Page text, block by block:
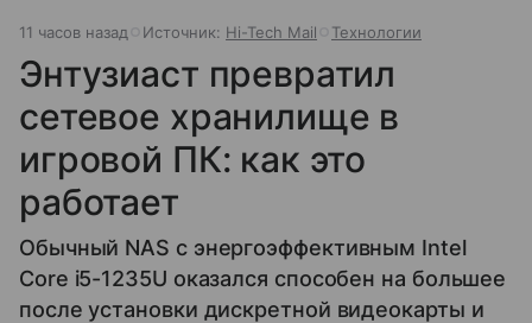
11 часов назад Источник: Hi-Tech Mail Технологии
Энтузиаст превратил
сетевое хранилище в
игровой ПК: как это
работает
Обычный NAS с энергоэффективным Intel
Core i5-1235U оказался способен на большее
после установки дискретной видеокарты и